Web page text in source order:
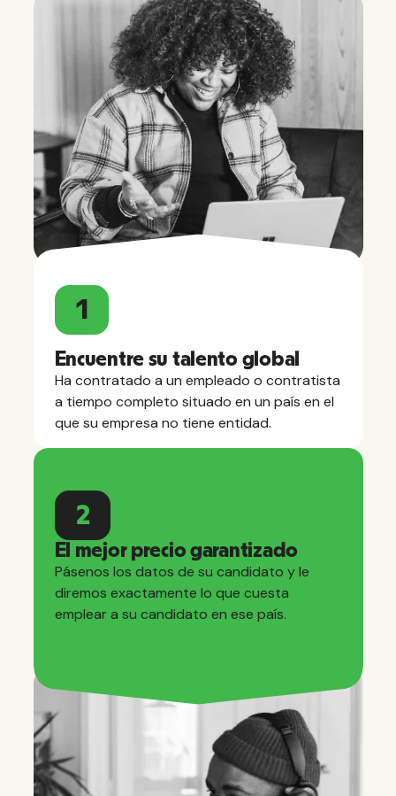
1
Encuentre su talento global
Ha contratado a un empleado o contratista
a tiempo completo situado en un país en el
que su empresa no tiene entidad.
2
El mejor precio garantizado
Pásenos los datos de su candidato y le
diremos exactamente lo que cuesta
emplear a su candidato en ese país.